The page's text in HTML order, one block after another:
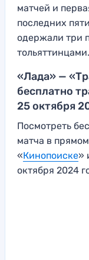
матчей и
последних
одержали три
тольяттинцами.
«Лада» —
бесплатно
25 октября
Посмотреть
матча в
«Кинопоиске»
октября 2024